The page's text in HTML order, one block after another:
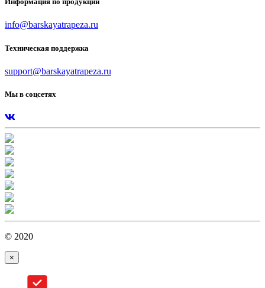
info@barskayatrapeza.ru
Техническая поддержка
support@barskayatrapeza.ru
Мы в соцсетях
© 2020
×